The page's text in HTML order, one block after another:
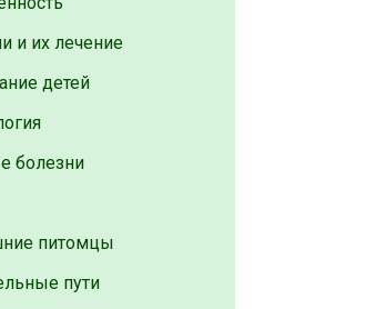
и их лечение
детей
болезни
питомцы
пути